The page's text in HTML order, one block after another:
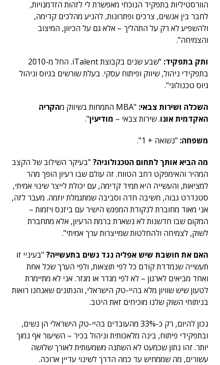
הוורסטיליות בתפקיד הנוכחי מאפשרת לי לזהות הזדמנויות,
לחבר בין אנשים, צרכים ופתרונות, להניע מהלכים קדימה,
ולהשפיע לא רק על התהליך – אלא גם על הכיוון, המיצוב
והצמיחה".
ותק בתפקיד:
"שבע שנים בקבוצת iTalent. החל מ-2010
בתפקידי ניהול, שיווק ופיתוח עסקי. בעלת שורשים בגיוס וניהול
גיוס טכנולוגי".
השכלה ושירות צבאי: "MBA התמחות בשיווק מ
הקריה
האקדמית אונו. שירות צבאי – מודיעין".
משפחה: "נשואה + 1".
מה הביא אותך לתחום הטכנולוגיה? "בעיקר השילוב של הקצב
המהיר והאימפקט רחב הטווח. זה עולם שבו רעיון הופך מהר
למציאות, והעשייה היא תמיד קדימה, עם יכולת לייצר שינוי אמיתי,
סטנדרט גבוה, חשיבה חדה וסביבה שמתגמלת יוזמה. מעבר לזה,
אני מאוד מחוברת לנקודת המפגש הישיר עם ביזנס ויזמות –
המקום שבו חדשנות לא נשארת ברמת הרעיון, אלא מתחברת
לשוק, לצמיחה ולהחלטות שמייצרות ערך אמיתי".
האם את חושבת שיש אפליה נגד נשים בתעשייה? "בעיניי זו
תעשייה שנמדדת קודם כל לפי תוצאות, ולפי הערך שכל אחת
ואחד מביאים לארגון – לא לפי מגדר או מגזר. אני לא מתיימרת
לטעון שיש שוויון מלא בהיי-טק הישראלי, והנתונים שאנחנו רואות
בניתוחי השוק שלנו מוכיחים זאת היטב.
נכון להיום, רק כ-33% מהעובדים בהיי-טק הישראלי הן נשים,
ובתפקידי פיתוח, בינה מלאכותית וניהול בכיר – השיעור אף נמוך
יותר. זהו נתון שכמעט לא השתנה משמעותית לאורך שלושה
עשורים, מה שממחיש עד כמה הדרך לשינוי עדיין ארוכה.